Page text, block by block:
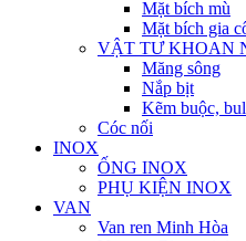
Mặt bích mù
Mặt bích gia
VẬT TƯ KHOAN
Măng sông
Nắp bịt
Kẽm buộc,
Cóc nối
INOX
ỐNG INOX
PHỤ KIỆN INOX
VAN
Van ren Minh Hòa